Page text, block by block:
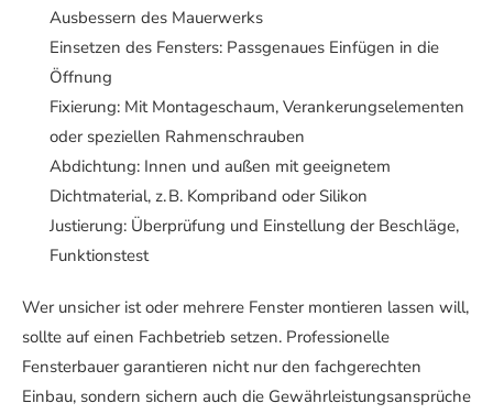
Ausbessern des Mauerwerks
Einsetzen des Fensters: Passgenaues Einfügen in die
Öffnung
Fixierung: Mit Montageschaum, Verankerungselementen
oder speziellen Rahmenschrauben
Abdichtung: Innen und außen mit geeignetem
Dichtmaterial, z. B. Kompriband oder Silikon
Justierung: Überprüfung und Einstellung der Beschläge,
Funktionstest
Wer unsicher ist oder mehrere Fenster montieren lassen will,
sollte auf einen Fachbetrieb setzen. Professionelle
Fensterbauer garantieren nicht nur den fachgerechten
Einbau, sondern sichern auch die Gewährleistungsansprüche